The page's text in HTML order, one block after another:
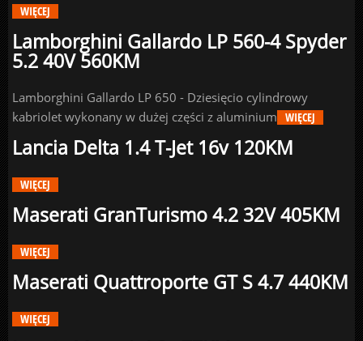
WIĘCEJ
Lamborghini Gallardo LP 560-4 Spyder
5.2 40V 560KM
Lamborghini Gallardo LP 650 - Dziesięcio cylindrowy
kabriolet wykonany w dużej części z aluminium WIĘCEJ
Lancia Delta 1.4 T-Jet 16v 120KM
WIĘCEJ
Maserati GranTurismo 4.2 32V 405KM
WIĘCEJ
Maserati Quattroporte GT S 4.7 440KM
WIĘCEJ